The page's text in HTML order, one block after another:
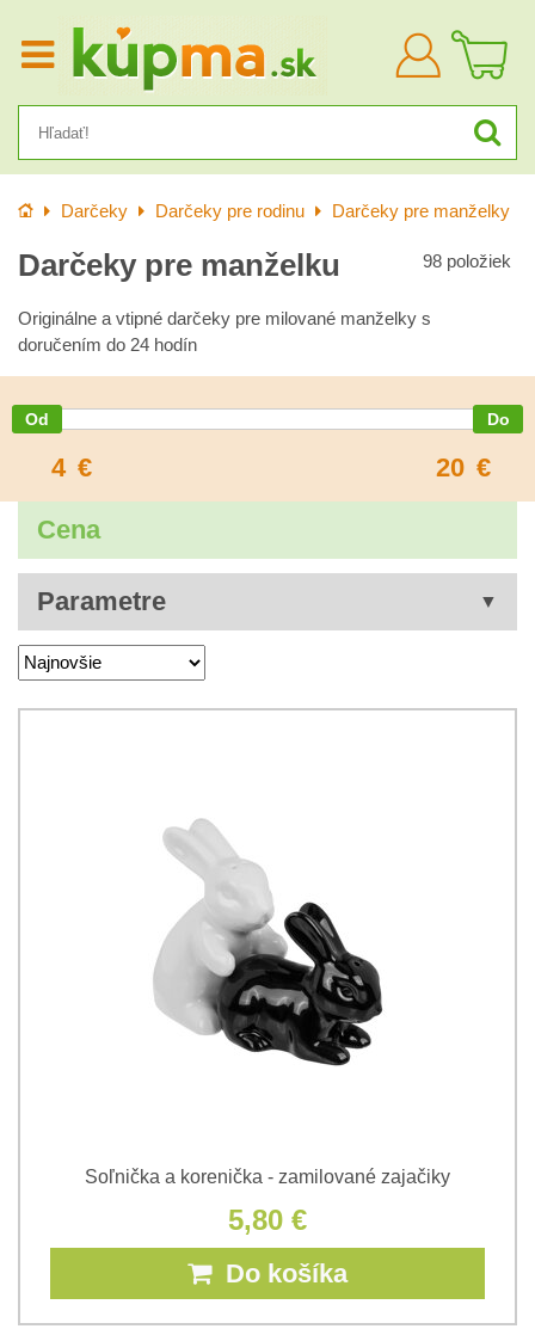
Prihlásiť
sa
Úvod Darčeky Darčeky pre rodinu Darčeky pre manželky
Darčeky pre manželku 98 položiek
Originálne a vtipné darčeky pre milované manželky s
doručením do 24 hodín
4 € 20 €
Cena
Parametre
Soľnička a korenička - zamilované zajačiky
5,80 €
Do košíka